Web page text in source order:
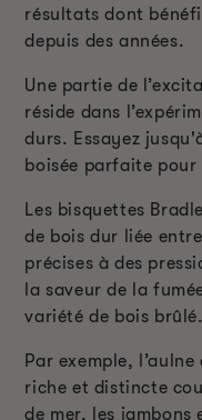
résultats dont
depuis des années.
Une partie de
réside dans
durs. Essayez
boisée parfaite
Les bisquettes
de bois dur liée
précises à des
la saveur de la
variété de bois brûlé.
Par exemple,
riche et distincte
de mer, les jambons